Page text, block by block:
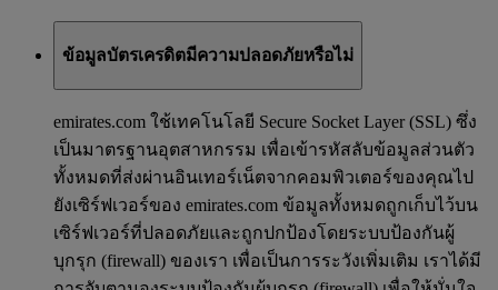
ข้อมูลบัตรเครดิตมีความปลอดภัยหรือไม่
emirates.com ใช้เทคโนโลยี Secure Socket Layer (SSL) ซึ่ง
เป็นมาตรฐานอุตสาหกรรม เพื่อเข้ารหัสลับข้อมูลส่วนตัว
ทั้งหมดที่ส่งผ่านอินเทอร์เน็ตจากคอมพิวเตอร์ของคุณไป
ยังเซิร์ฟเวอร์ของ emirates.com ข้อมูลทั้งหมดถูกเก็บไว้บน
เซิร์ฟเวอร์ที่ปลอดภัยและถูกปกป้องโดยระบบป้องกันผู้
บุกรุก (firewall) ของเรา เพื่อเป็นการระวังเพิ่มเติม เราได้มี